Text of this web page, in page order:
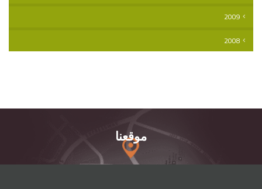
2009
2008
موقعنا